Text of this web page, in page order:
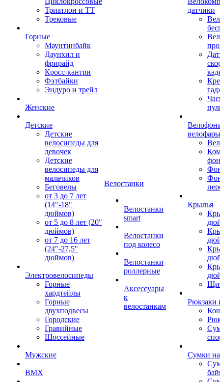
Триатлон и ТТ
Трековые
Горные
Маунтинбайк
Даунхил и
фрирайд
Кросс-кантри
Фэтбайки
Эндуро и трейл
Женские
Детские
Детские
велосипеды для
девочек
Детские
велосипеды для
мальчиков
Беговелы
от 3 до 7 лет
(14"-18"
дюймов)
от 5 до 8 лет (20"
дюймов)
от 7 до 16 лет
(24"-27,5"
дюймов)
Электровелосипеды
Горные
хардтейлы
Горные
двухподвесы
Городские
Гравийные
Шоссейные
Мужские
BMX
Велостанки
Велостанки
smart
Велостанки
под колесо
Велостанки
роллерные
Аксессуары
к
велостанкам
датчики
велофары
Крылья
Рюкзаки
Сумки